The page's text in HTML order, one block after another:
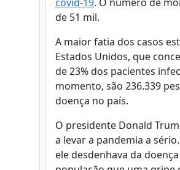
de 51 mil.
A maior fatia dos casos
Estados Unidos, que
de 23% dos pacientes
momento, são 236.339
doença no país.
O presidente Donald
a levar a pandemia a
ele desdenhava da